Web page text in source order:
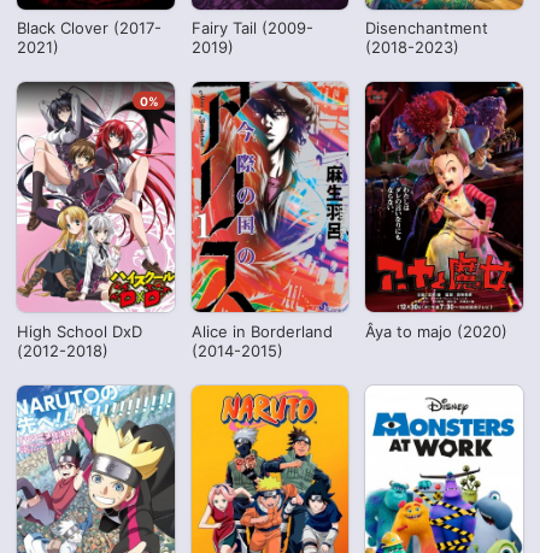
Black Clover (2017-
2021)
Fairy Tail (2009-
2019)
Disenchantment
(2018-2023)
High School DxD
(2012-2018)
0%
Alice in Borderland
(2014-2015)
Âya to majo (2020)